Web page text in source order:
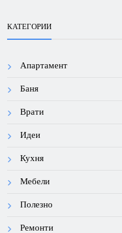
КАТЕГОРИИ
Апартамент
Баня
Врати
Идеи
Кухня
Мебели
Полезно
Ремонти